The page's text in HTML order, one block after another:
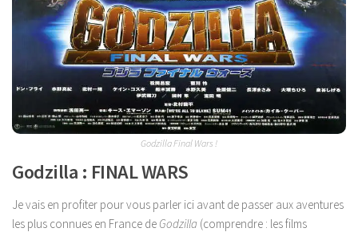
Godzilla Final Wars !
Godzilla : FINAL WARS
Je vais en profiter pour vous parler ici avant de passer aux aventures
les plus connues en France de Godzilla (comprendre : les films